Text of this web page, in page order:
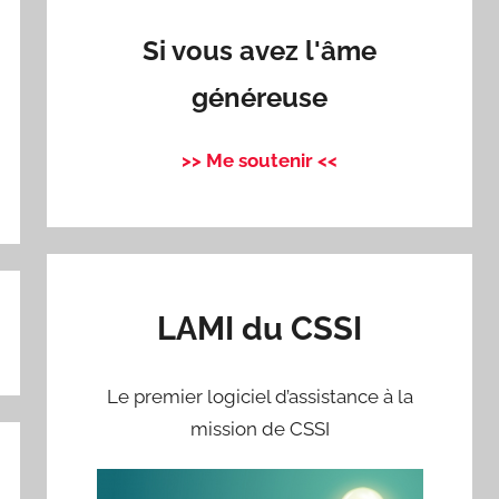
Si vous avez l'âme
généreuse
>> Me soutenir <<
LAMI du CSSI
Le premier logiciel d’assistance à la
mission de CSSI